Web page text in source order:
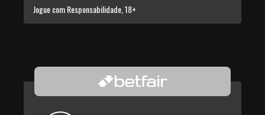
Jogue com Responsabilidade, 18+